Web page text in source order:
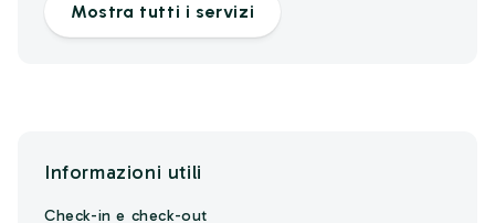
Mostra tutti i servizi
Informazioni utili
Check-in e check-out